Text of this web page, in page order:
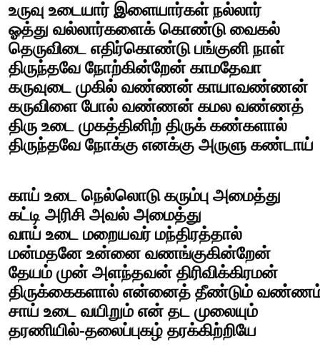
உருவு உடையார் இளையார்கள் நல்லார்
ஓத்து வல்லார்களைக் கொண்டு வைகல்
தெருவிடை எதிர்கொண்டு பங்குனி நாள்
திருந்தவே நோற்கின்றேன் காமதேவா
கருவுடை முகில் வண்ணன் காயாவண்ணன்
கருவிளை போல் வண்ணன் கமல வண்ணத்
திரு உடை முகத்தினிற் திருக் கண்களால்
திருந்தவே நோக்கு எனக்கு அருளு கண்டாய்
காய் உடை நெல்லொடு கரும்பு அமைத்து
கட்டி அரிசி அவல் அமைத்து
வாய் உடை மறையவர் மந்திரத்தால்
மன்மதனே உன்னை வணங்குகின்றேன்
தேயம் முன் அளந்தவன் திரிவிக்கிரமன்
திருக்கைகளால் என்னைத் தீண்டும்
சாய் உடை வயிறும் என் தட முலையும்
தரணியில்-தலைப்புகழ் தரக்கிற்றியே